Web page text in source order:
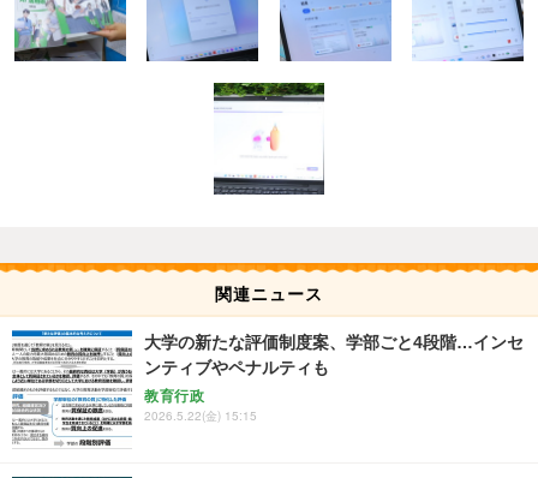
関連ニュース
大学の新たな評価制度案、学部ごと4段階…インセ
ンティブやペナルティも
教育行政
2026.5.22(金) 15:15